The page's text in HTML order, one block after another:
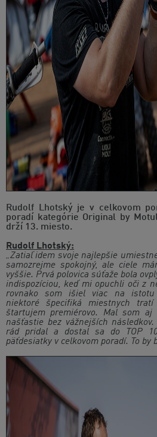
Rudolf Lhotský je v celkovom
poradí kategórie Original by
drží 13. miesto.
Rudolf Lhotský:
„Zatiaľ idem svoje najlepšie
samozrejme spokojný, ale ciele
vyššie. Prvá polovica súťaže bola
indispozíciou, keď mi opuchli oči z
rovnako som išiel viac na istotu
niektoré špecifiká miestnych
štartujem premiérovo. Mal som aj
našťastie bez vážnejších
rád pridal a dostal sa do TOP
päťdesiatky v celkovom poradí. To by